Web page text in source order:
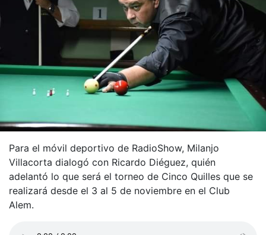
Para el móvil deportivo de RadioShow, Milanjo
Villacorta dialogó con Ricardo Diéguez, quién
adelantó lo que será el torneo de Cinco Quilles que se
realizará desde el 3 al 5 de noviembre en el Club
Alem.